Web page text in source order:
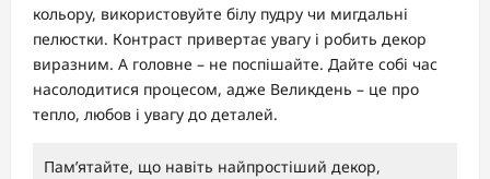
кольору, використовуйте білу пудру чи мигдальні
пелюстки. Контраст привертає увагу і робить декор
виразним. А головне – не поспішайте. Дайте собі час
насолодитися процесом, адже Великдень – це про
тепло, любов і увагу до деталей.
Пам’ятайте, що навіть найпростіший декор,